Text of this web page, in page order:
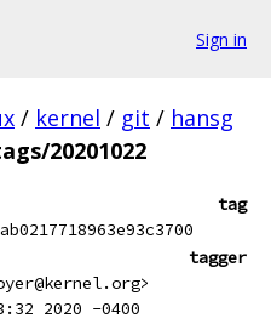
Sign in
/ kernel / git / hansg
20201022
tag
tagger
2020 -0400